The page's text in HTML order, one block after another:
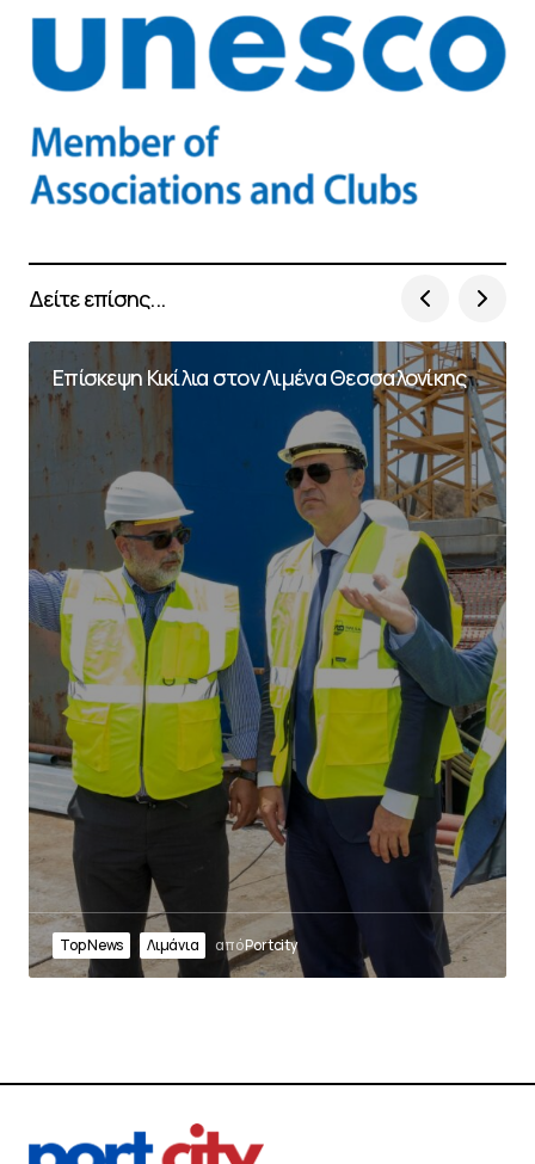
Δείτε επίσης...
Επίσκεψη Κικίλια στον Λιμένα Θεσσαλονίκης
Top News Λιμάνια απόPortcity